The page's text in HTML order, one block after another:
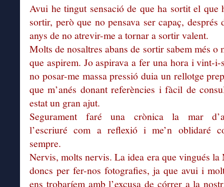
Avui he tingut sensació de que ha sortit el que
sortir, però que no pensava ser capaç, després
anys de no atrevir-me a tornar a sortir valent.
Molts de nosaltres abans de sortir sabem més o
que aspirem. Jo aspirava a fer una hora i vint-
no posar-me massa pressió duia un rellotge
que m’anés donant referències i fàcil de
estat un gran ajut.
Segurament faré una crònica la mar
l’escriuré com a reflexió i me’n oblidaré
sempre.
Nervis, molts nervis. La idea era que vingués
doncs per fer-nos fotografies, ja que avui i
ens trobaríem amb l’excusa de córrer a la